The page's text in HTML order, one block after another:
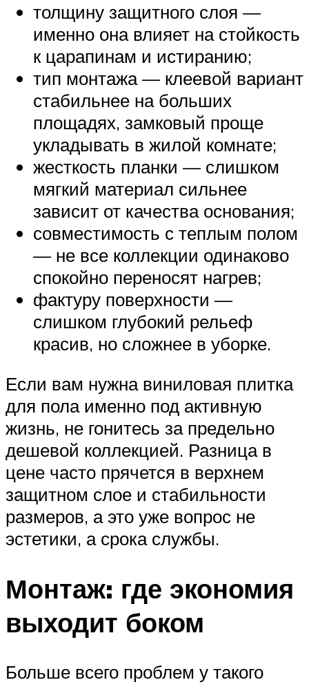
толщину защитного слоя —
именно она влияет на стойкость
к царапинам и истиранию;
тип монтажа — клеевой вариант
стабильнее на больших
площадях, замковый проще
укладывать в жилой комнате;
жесткость планки — слишком
мягкий материал сильнее
зависит от качества основания;
совместимость с теплым полом
— не все коллекции одинаково
спокойно переносят нагрев;
фактуру поверхности —
слишком глубокий рельеф
красив, но сложнее в уборке.
Если вам нужна виниловая плитка
для пола именно под активную
жизнь, не гонитесь за предельно
дешевой коллекцией. Разница в
цене часто прячется в верхнем
защитном слое и стабильности
размеров, а это уже вопрос не
эстетики, а срока службы.
Монтаж: где экономия
выходит боком
Больше всего проблем у такого